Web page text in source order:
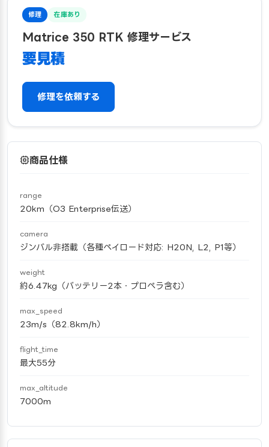
修理 在庫あり
Matrice 350 RTK 修理サービス
要見積
修理を依頼する
商品仕様
range
20km（O3 Enterprise伝送）
camera
ジンバル非搭載（各種ペイロード対応: H20N, L2, P1等）
weight
約6.47kg（バッテリー2本・プロペラ含む）
max_speed
23m/s（82.8km/h）
flight_time
最大55分
max_altitude
7000m